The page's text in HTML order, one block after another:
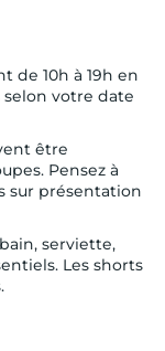
de 10h à 19h en
selon votre date
être
Pensez à
sur présentation
serviette,
Les shorts